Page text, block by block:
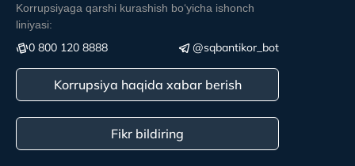
Korrupsiyaga qarshi kurashish boʻyicha ishonch
liniyasi:
0 800 120 8888 @sqbantikor_bot
Korrupsiya haqida xabar berish
Fikr bildiring